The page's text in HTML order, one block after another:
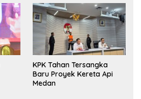
KPK Tahan Tersangka
Baru Proyek Kereta Api
Medan